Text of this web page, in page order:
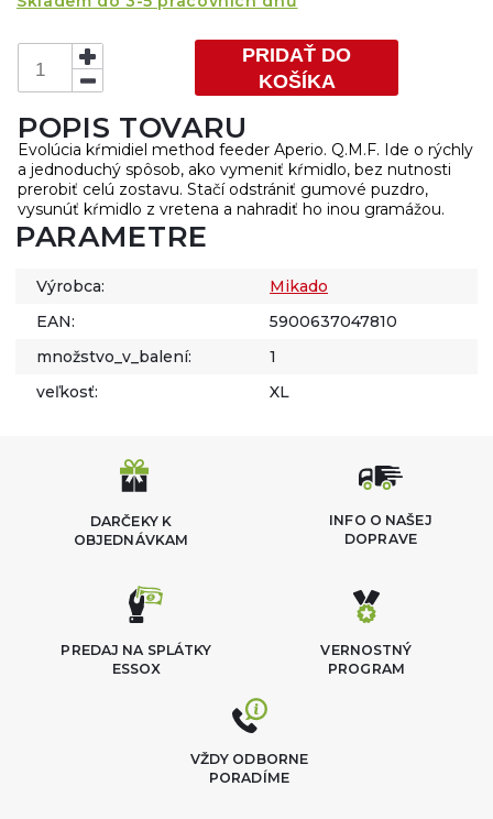
PRIDAŤ DO
KOŠÍKA
POPIS TOVARU
Evolúcia kŕmidiel method feeder Aperio. Q.M.F. Ide o rýchly
a jednoduchý spôsob, ako vymeniť kŕmidlo, bez nutnosti
prerobiť celú zostavu. Stačí odstrániť gumové puzdro,
vysunúť kŕmidlo z vretena a nahradiť ho inou gramážou.
PARAMETRE
Výrobca:
Mikado
EAN:
5900637047810
množstvo_v_balení:
1
veľkosť:
XL
DARČEKY K
OBJEDNÁVKAM
INFO O NAŠEJ
DOPRAVE
VERNOSTNÝ
PROGRAM
PREDAJ NA SPLÁTKY
ESSOX
VŽDY ODBORNE
PORADÍME